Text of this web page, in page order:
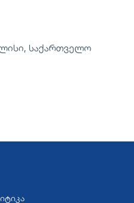
საქართველო